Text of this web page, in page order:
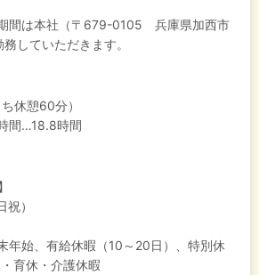
間は本社（〒679-0105 兵庫県加西市
していただきます。
休憩60分）
間…18.8時間
）
年始、有給休暇（10～20日）、特別休
育休・介護休暇